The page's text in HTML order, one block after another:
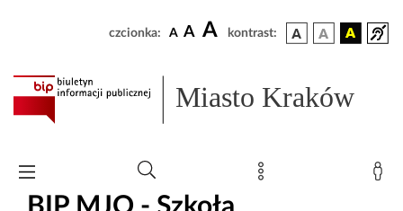
czcionka: A A A kontrast:
Miasto Kraków